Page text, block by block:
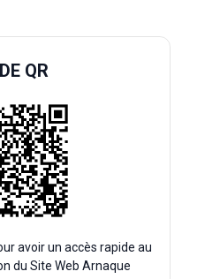
QR
avoir un accès rapide au
du Site Web Arnaque